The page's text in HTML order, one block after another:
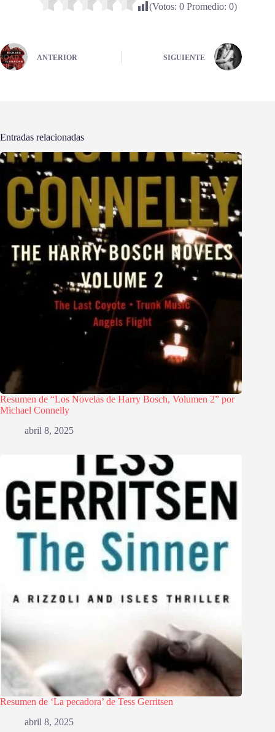
(Votos: 0Promedio: 0)
ANTERIOR SIGUIENTE
Entradas relacionadas
Resumen de “Los Novelas de Harry Bosch, Volumen 2” por
Michael Connelly
abril 8, 2025
Resumen de ‘La pecadora’ de Tess Gerritsen
abril 8, 2025